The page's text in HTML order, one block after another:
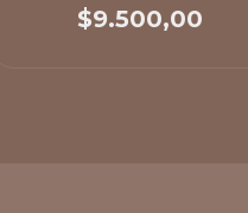
$9.500,00